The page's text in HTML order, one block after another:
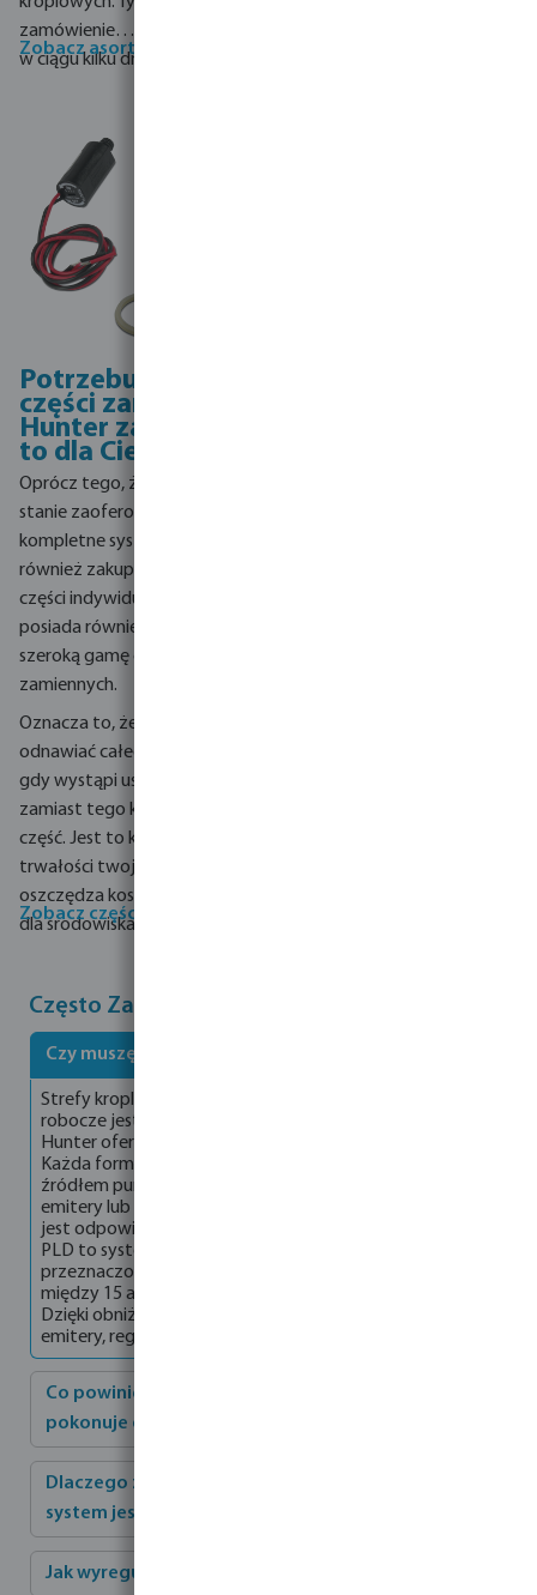
zamówienie… dostarczamy
w ciągu kilku dni.
Zobacz asortyment Hunter
Potrzebujesz
części zamiennej?
Hunter zapewnia
to dla Ciebie!
Oprócz tego, że Hunter jest w
stanie zaoferować Ci
kompletne systemy, możesz
również zakupić wszystkie
części indywidualnie. Hunter
posiada również niezwykle
szeroką gamę części
zamiennych.
Oznacza to, że nie musisz
odnawiać całego systemu,
gdy wystąpi usterka, ale
zamiast tego kupić wadliwą
część. Jest to korzystne dla
trwałości twojego systemu,
oszczędza koszty i jest lepsze
dla środowiska!
Zobacz części zamienne
Często Zadawane Pytania
Czy muszę regulować strefy kroplówki?
Strefy kroplowe wymagają regulacji, ponieważ ich ciśnienie
robocze jest niższe niż w jakimkolwiek innym typie systemu.
Hunter oferuje wersję 25 PSI i 40 PSI do regulacji ciśnienia.
Każda forma systemu, który nie jest kompensacją ciśnienia,
źródłem punktowym wykorzystującym indywidualne
emitery lub wykorzystującym małe przewody zasilające
jest odpowiednia dla 25 PSI. Rurki emitera liniowego Hunter
PLD to system kompensacji ciśnienia, do którego
przeznaczony jest system 40 PSI. Ciśnienie dostarczane
między 15 a 50 PSI jest kompensowane przez emitery PLD.
Dzięki obniżeniu ciśnienia do poziomu, jaki mogą wytrzymać
emitery, regulator 40 PSI zapewnia długotrwałą wydajność.
Co powinienem zrobić, gdy mój rotator MP nie
pokonuje dystansu?
Dlaczego z mojego zraszacza wycieka woda, ale
system jest wyłączony?
Jak wyregulować łuk na moim rotorze Hunter?